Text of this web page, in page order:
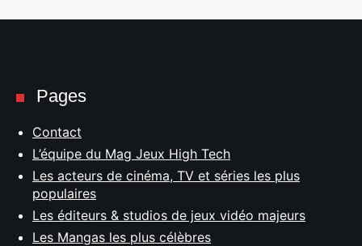
Pages
Contact
L’équipe du Mag Jeux High Tech
Les acteurs de cinéma, TV et séries les plus
populaires
Les éditeurs & studios de jeux vidéo majeurs
Les Mangas les plus célèbres